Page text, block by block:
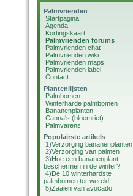
Palmvrienden
Startpagina
Agenda
Kortingskaart
Palmvrienden forums
Palmvrienden chat
Palmvrienden wiki
Palmvrienden maps
Palmvrienden label
Contact
Plantenlijsten
Palmbomen
Winterharde palmbomen
Bananenplanten
Canna's (bloemriet)
Palmvarens
Populairste artikels
1)Verzorging bananenplanten
2)Verzorging van palmen
3)Hoe een bananenplant
beschermen in de winter?
4)De 10 winterhardste
palmbomen ter wereld
5)Zaaien van avocado